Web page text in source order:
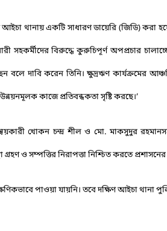
থানায় একটি সাধারণ ডায়েরি (জিডি) করা
সহকর্মীদের বিরুদ্ধে কুরুচিপূর্ণ অপপ্রচার
বলে দাবি করেন তিনি। ক্ষুদ্রঋণ কার্যক্রমের
কাজে প্রতিবন্ধকতা সৃষ্টি করছে।’
খোকন চন্দ্র শীল ও মো. মাকসুদুর
ও সম্পত্তির নিরাপত্তা নিশ্চিত করতে
পাওয়া যায়নি। তবে দক্ষিণ আইচা থানা